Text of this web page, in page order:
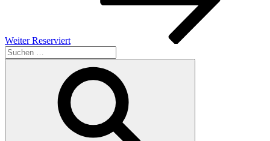
Weiter Reserviert
Suchen
nach: